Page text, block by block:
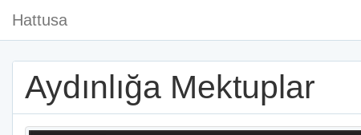
Hattusa
Aydınlığa Mektuplar